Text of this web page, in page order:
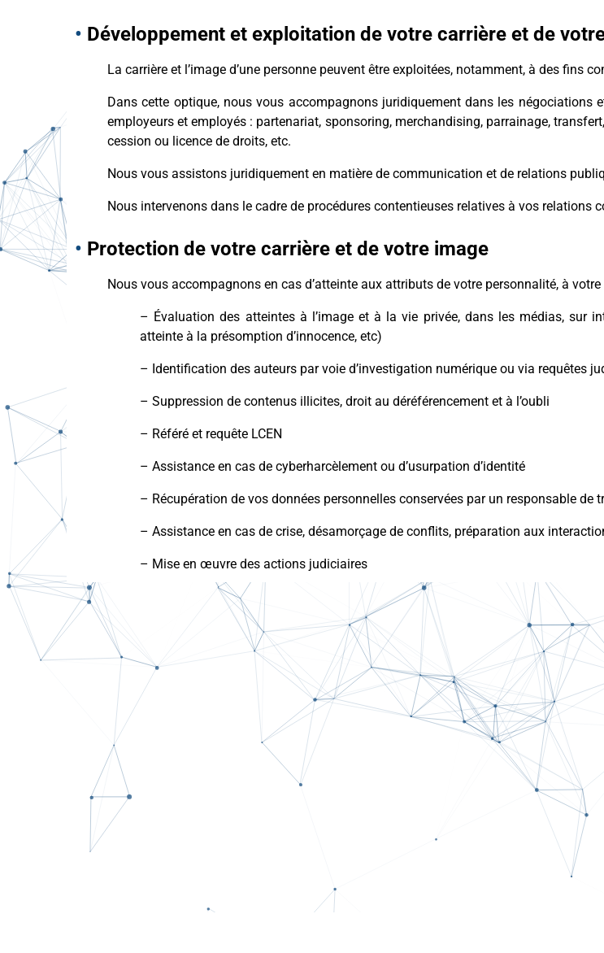
• Développement et exploitation de votre carrière et de
La carrière et l’image d’une personne peuvent être exploitées, notamment, à des fins
Dans cette optique, nous vous accompagnons juridiquement dans les négociations
employeurs et employés : partenariat, sponsoring, merchandising, parrainage,
cession ou licence de droits, etc.
Nous vous assistons juridiquement en matière de communication et de relations
Nous intervenons dans le cadre de procédures contentieuses relatives à vos relations
• Protection de votre carrière et de votre image
Nous vous accompagnons en cas d’atteinte aux attributs de votre personnalité, à
– Évaluation des atteintes à l’image et à la vie privée, dans les médias, sur
atteinte à la présomption d’innocence, etc)
– Identification des auteurs par voie d’investigation numérique ou via requêtes
– Suppression de contenus illicites, droit au déréférencement et à l’oubli
– Référé et requête LCEN
– Assistance en cas de cyberharcèlement ou d’usurpation d’identité
– Récupération de vos données personnelles conservées par un responsable de
– Assistance en cas de crise, désamorçage de conflits, préparation aux
– Mise en œuvre des actions judiciaires